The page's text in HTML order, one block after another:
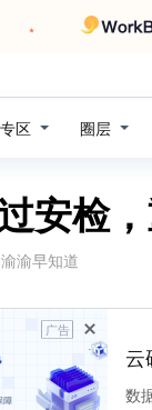
专区 圈层
安检
渝早知道
广告
云
数